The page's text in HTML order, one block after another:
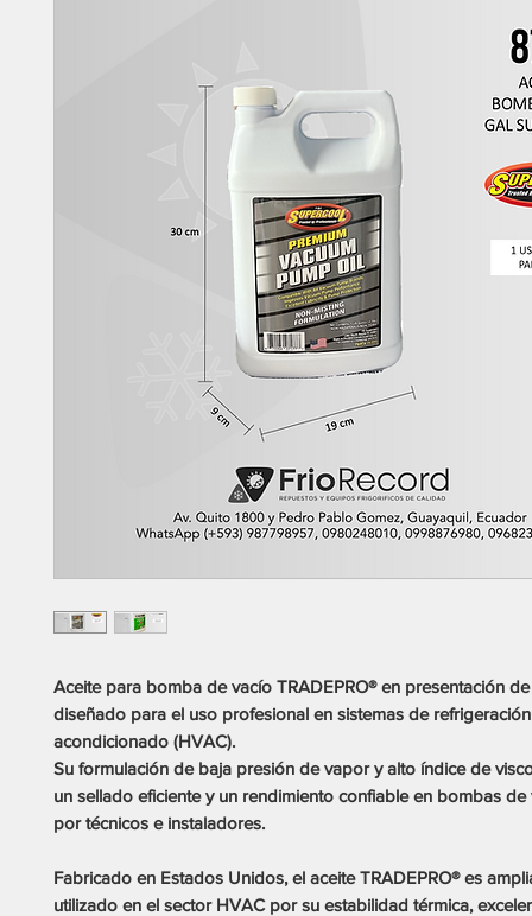
Aceite para bomba de vacío TRADEPRO® en presentación
diseñado para el uso profesional en sistemas de
acondicionado (HVAC).
Su formulación de baja presión de vapor y alto índice de
un sellado eficiente y un rendimiento confiable en bombas de
por técnicos e instaladores.
Fabricado en Estados Unidos, el aceite TRADEPRO® es
utilizado en el sector HVAC por su estabilidad térmica,